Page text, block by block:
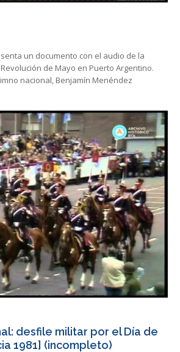
un documento con el audio de la
de Mayo en Puerto Argentino.
nacional, Benjamín Menéndez
desfile militar por el Día de
1981] (incompleto)